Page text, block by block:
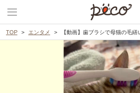
TOP エンタメ 【動画】歯ブラシで母猫の毛繕いを再現！？ ひと撫